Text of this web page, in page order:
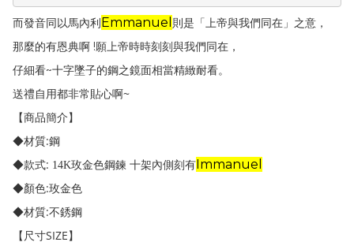
而發音同以馬內利 Emmanuel 則是「上帝與我們同在」之意，
那麼的有恩典啊 !願上帝時時刻刻與我們同在，
仔細看~十字墜子的鋼之鏡面相當精緻耐看。
送禮自用都非常貼心啊 ~
【商品簡介】
◆材質:鋼
◆款式: 14K玫金色鋼鍊 十架內側刻有Immanuel
◆顏色:玫金色
◆材質:不銹鋼
【尺寸SIZE 】